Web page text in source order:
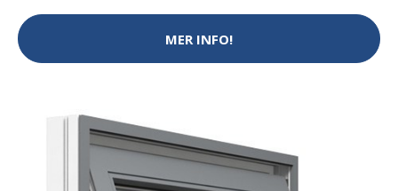
MER INFO!